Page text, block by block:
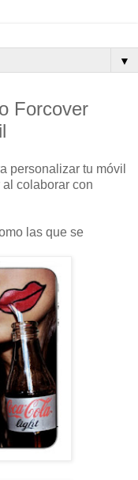
▼
Forcover
personalizar tu móvil
colaborar con
las que se